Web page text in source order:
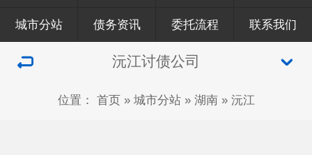
城市分站 债务资讯 委托流程 联系我们
沅江讨债公司
位置： 首页» 城市分站» 湖南» 沅江